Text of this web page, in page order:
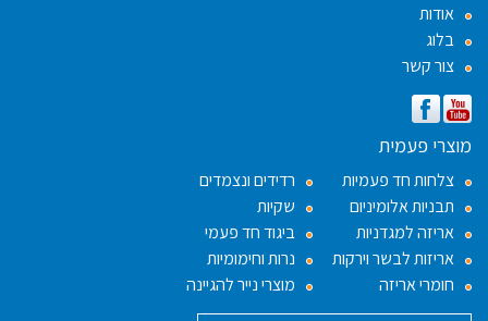
אודות
בלוג
צור קשר
מוצרי פעמית
צלחות חד פעמיות
תבניות אלומיניום
אריזה למגדניות
אריזות לבשר וירקות
חומרי אריזה
רדידים ונצמדים
שקיות
ביגוד חד פעמי
נרות וחימומיות
מוצרי נייר להגיינה